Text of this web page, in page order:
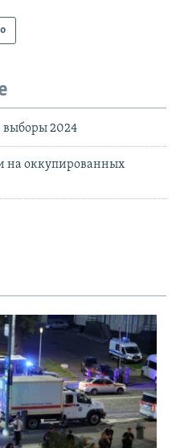
выборы 2024
на оккупированных